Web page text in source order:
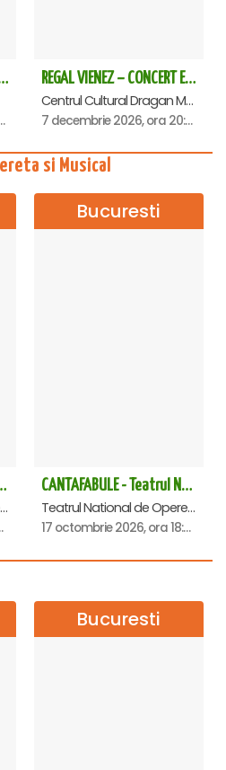
DE CRACIUN - Arad
ora 20:00
REGAL VIENEZ – CONCERT EXTRAORDINAR DE CRACIUN - Deva
Centrul Cultural Dragan Muntean, Deva
7 decembrie 2026, ora 20:00
si Musical
și Musical „Ion Dacian"
Teatrul National de Opereta si Musical Ion Dacian, Bucuresti
19:00
Bucuresti
CANTAFABULE - Teatrul National de Opereta si Musical
Teatrul National de Opereta si Musical Ion Dacian, Bucuresti
17 octombrie 2026, ora 18:00
Bucuresti